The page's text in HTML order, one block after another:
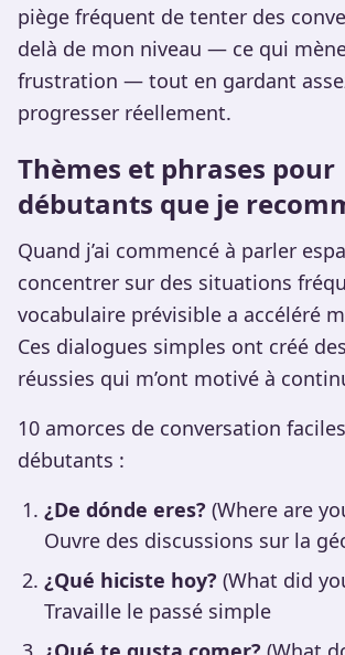
piège fréquent de tenter des
delà de mon niveau — ce qui
frustration — tout en gardant
progresser réellement.
Thèmes et phrases pour
débutants que je
Quand j’ai commencé à parler
concentrer sur des situations
vocabulaire prévisible a accéléré
Ces dialogues simples ont créé
réussies qui m’ont motivé à
10 amorces de conversation
débutants :
¿De dónde eres? (Where are
Ouvre des discussions sur la
¿Qué hiciste hoy? (What did
Travaille le passé simple